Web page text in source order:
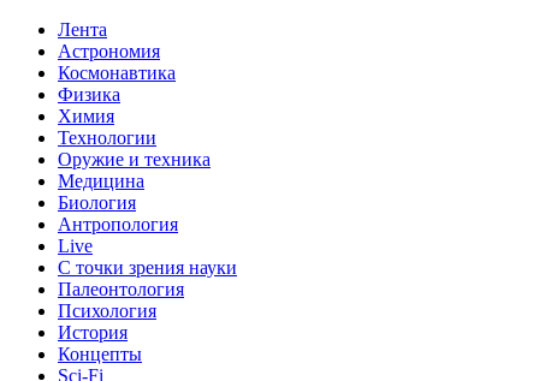
Лента
Астрономия
Космонавтика
Физика
Химия
Технологии
Оружие и техника
Медицина
Биология
Антропология
Live
С точки зрения науки
Палеонтология
Психология
История
Концепты
Sci-Fi